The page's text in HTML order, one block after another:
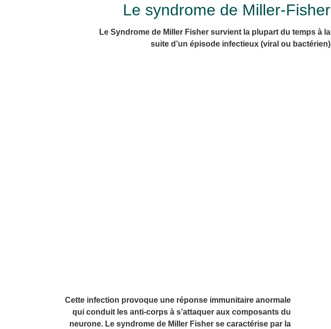
Le syndrome de Miller-Fisher
Le Syndrome de Miller Fisher survient la plupart du temps à la
suite d’un épisode infectieux (viral ou bactérien)
Cette infection provoque une réponse immunitaire anormale
qui conduit les anti-corps à s’attaquer aux composants du
neurone. Le syndrome de Miller Fisher se caractérise par la